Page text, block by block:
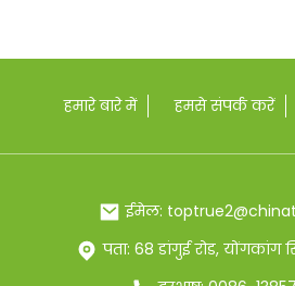
हमारे बारे में हमसे संपर्क करें
ईमेल:
पता: 68 डांगुई रोड, योंगकांग